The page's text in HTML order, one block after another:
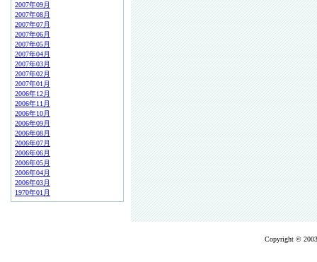
2007年09月
2007年08月
2007年07月
2007年06月
2007年05月
2007年04月
2007年03月
2007年02月
2007年01月
2006年12月
2006年11月
2006年10月
2006年09月
2006年08月
2006年07月
2006年06月
2006年05月
2006年04月
2006年03月
1970年01月
Copyright ©